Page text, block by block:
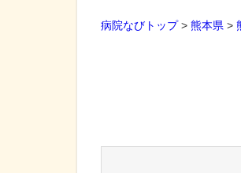
病院なびトップ> 熊本県 >